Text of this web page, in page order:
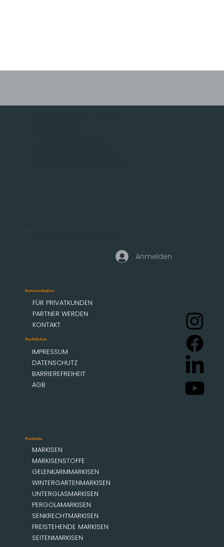
Produkte
MARKISEN
MARKISENSTOFFE
GELENKARMMARKISEN
WINTERGARTENMARKISEN
UNTERGLASMARKISEN
PERGOLAMARKISEN
SENKRECHTMARKISEN
FREISTEHENDE MARKISEN
SEITENMARKISEN
Kommunikation
FÜR PRIVATKUNDEN
PARTNER WERDEN
KONTAKT
Rechtliches
IMPRESSUM
DATENSCHUTZ
BARRIEREFREIHEIT
AGB
Anmelden